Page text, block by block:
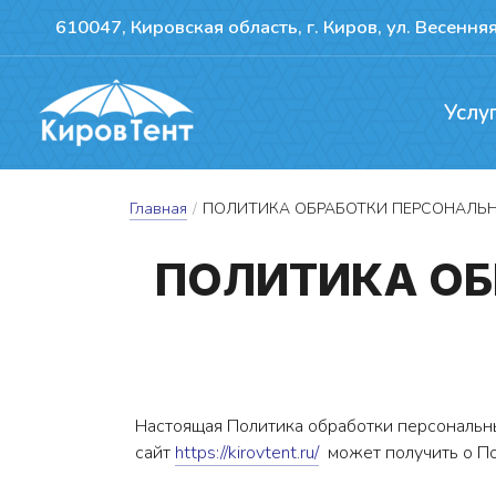
610047, Кировская область, г. Киров, ул.
Главная / ПОЛИТИКА ОБРАБОТКИ
ПО­ЛИ­ТИ­КА
Настоящая Политика обработки
сайт https://kirovtent.ru/может получить о